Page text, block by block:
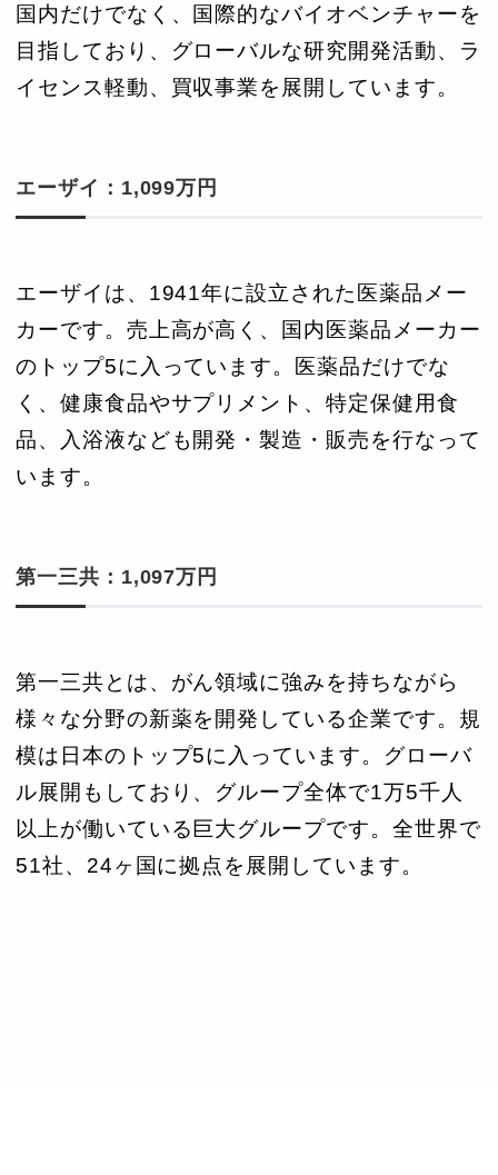
国内だけでなく、国際的なバイオベンチャーを
目指しており、グローバルな研究開発活動、ラ
イセンス軽動、買収事業を展開しています。
エーザイ：1,099万円
エーザイは、1941年に設立された医薬品メー
カーです。売上高が高く、国内医薬品メーカー
のトップ5に入っています。医薬品だけでな
く、健康食品やサプリメント、特定保健用食
品、入浴液なども開発・製造・販売を行なって
います。
第一三共：1,097万円
第一三共とは、がん領域に強みを持ちながら
様々な分野の新薬を開発している企業です。規
模は日本のトップ5に入っています。グローバ
ル展開もしており、グループ全体で1万5千人
以上が働いている巨大グループです。全世界で
51社、24ヶ国に拠点を展開しています。